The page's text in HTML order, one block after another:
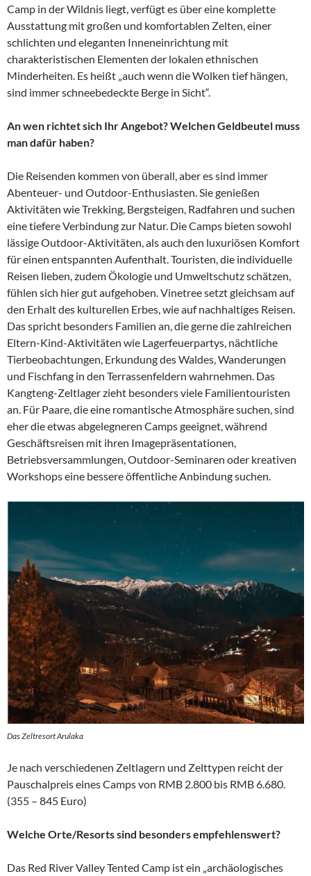
Camp in der Wildnis liegt, verfügt es über eine komplette
Ausstattung mit großen und komfortablen Zelten, einer
schlichten und eleganten Inneneinrichtung mit
charakteristischen Elementen der lokalen ethnischen
Minderheiten. Es heißt „auch wenn die Wolken tief hängen,
sind immer schneebedeckte Berge in Sicht“.
An wen richtet sich Ihr Angebot? Welchen Geldbeutel muss
man dafür haben?
Die Reisenden kommen von überall, aber es sind immer
Abenteuer- und Outdoor-Enthusiasten. Sie genießen
Aktivitäten wie Trekking, Bergsteigen, Radfahren und suchen
eine tiefere Verbindung zur Natur. Die Camps bieten sowohl
lässige Outdoor-Aktivitäten, als auch den luxuriösen Komfort
für einen entspannten Aufenthalt. Touristen, die individuelle
Reisen lieben, zudem Ökologie und Umweltschutz schätzen,
fühlen sich hier gut aufgehoben. Vinetree setzt gleichsam auf
den Erhalt des kulturellen Erbes, wie auf nachhaltiges Reisen.
Das spricht besonders Familien an, die gerne die zahlreichen
Eltern-Kind-Aktivitäten wie Lagerfeuerpartys, nächtliche
Tierbeobachtungen, Erkundung des Waldes, Wanderungen
und Fischfang in den Terrassenfeldern wahrnehmen. Das
Kangteng-Zeltlager zieht besonders viele Familientouristen
an. Für Paare, die eine romantische Atmosphäre suchen, sind
eher die etwas abgelegneren Camps geeignet, während
Geschäftsreisen mit ihren Imagepräsentationen,
Betriebsversammlungen, Outdoor-Seminaren oder kreativen
Workshops eine bessere öffentliche Anbindung suchen.
Das Zeltresort Arulaka
Je nach verschiedenen Zeltlagern und Zelttypen reicht der
Pauschalpreis eines Camps von RMB 2.800 bis RMB 6.680.
(355 – 845 Euro)
Welche Orte/Resorts sind besonders empfehlenswert?
Das Red River Valley Tented Camp ist ein „archäologisches